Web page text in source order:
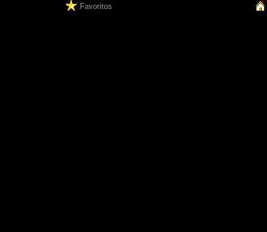
Favoritos